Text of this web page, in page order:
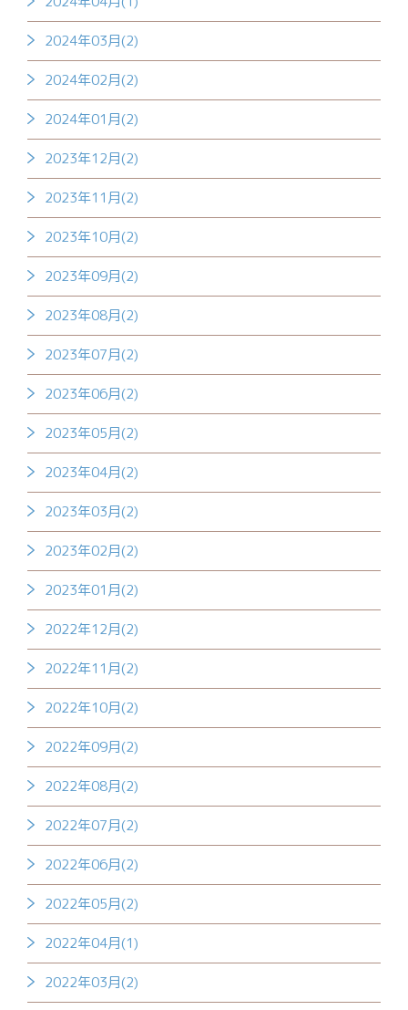
2024年03月(2)
2024年02月(2)
2024年01月(2)
2023年12月(2)
2023年11月(2)
2023年10月(2)
2023年09月(2)
2023年08月(2)
2023年07月(2)
2023年06月(2)
2023年05月(2)
2023年04月(2)
2023年03月(2)
2023年02月(2)
2023年01月(2)
2022年12月(2)
2022年11月(2)
2022年10月(2)
2022年09月(2)
2022年08月(2)
2022年07月(2)
2022年06月(2)
2022年05月(2)
2022年04月(1)
2022年03月(2)